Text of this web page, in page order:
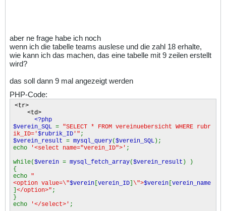
aber ne frage habe ich noch
wenn ich die tabelle teams auslese und die zahl 18 erhalte,
wie kann ich das machen, das eine tabelle mit 9 zeilen erstellt
wird?
das soll dann 9 mal angezeigt werden
PHP-Code:
<tr>
<td>
<?php
$verein_SQL = "SELECT * FROM vereinuebersicht WHERE rubr
ik_ID='$rubrik_ID '" ;
$verein_result = mysql_query($verein_SQL);
echo
'<select name="verein_ID">' ;
while($verein = mysql_fetch_array($verein_result ) )
{
echo "
<option value=\"$verein [verein_ID] \">$verein [verein_name
] </option>" ;
}
echo
'</select>' ;